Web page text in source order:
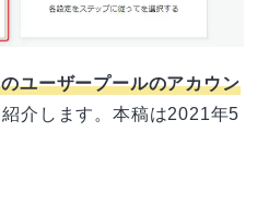
ユーザープールのアカウン
介します。本稿は2021年5